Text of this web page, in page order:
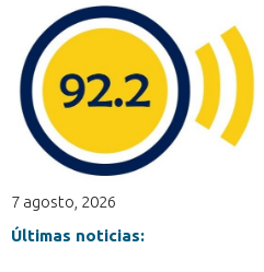
7 agosto, 2026
Últimas noticias: